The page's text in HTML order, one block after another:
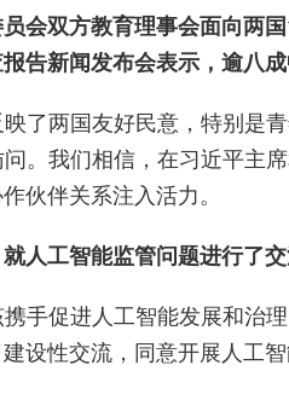
会双方教育理事会面向两
告新闻发布会表示，逾八
了两国友好民意，特别是
。我们相信，在习近平主
伙伴关系注入活力。
人工智能监管问题进行了
手促进人工智能发展和治
设性交流，同意开展人工智